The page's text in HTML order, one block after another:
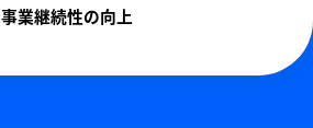
事業継続性の向上